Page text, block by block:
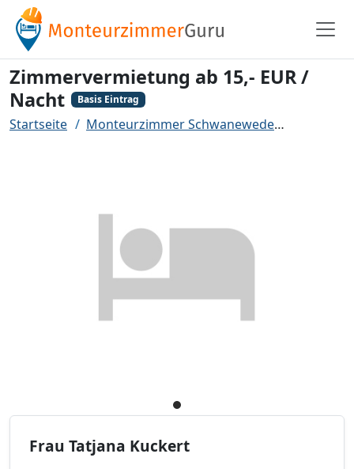
Zimmervermietung ab 15,- EUR /
Nacht
Basis Eintrag
Startseite Monteurzimmer Schwanewede
Frau Tatjana Kuckert